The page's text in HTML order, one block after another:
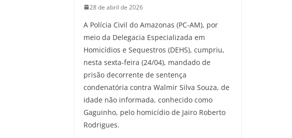
28 de abril de 2026
A Polícia Civil do Amazonas (PC-AM), por
meio da Delegacia Especializada em
Homicídios e Sequestros (DEHS), cumpriu,
nesta sexta-feira (24/04), mandado de
prisão decorrente de sentença
condenatória contra Walmir Silva Souza, de
idade não informada, conhecido como
Gaguinho, pelo homicídio de Jairo Roberto
Rodrigues.